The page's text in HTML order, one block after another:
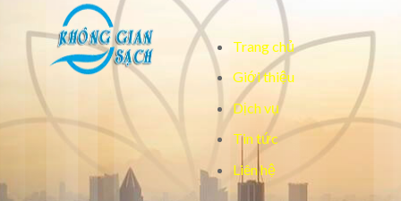
Trang chủ
Giới thiệu
Dịch vụ
Tin tức
Liên hệ